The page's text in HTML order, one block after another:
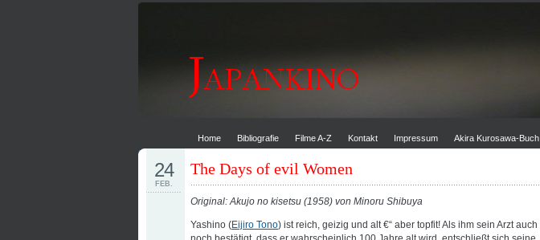
Home Bibliografie Filme A-Z Kontakt Impressum Akira Kurosawa-Buch
The Days of evil Women
24
FEB.
Original: Akujo no kisetsu (1958) von Minoru Shibuya
Yashino (Eijiro Tono) ist reich, geizig und alt €“ aber topfit! Als ihm sein Arzt auch